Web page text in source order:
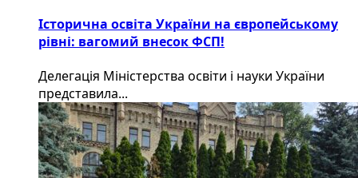
Історична освіта України на європейському
рівні: вагомий внесок ФСП!
Делегація Міністерства освіти і науки України
представила...